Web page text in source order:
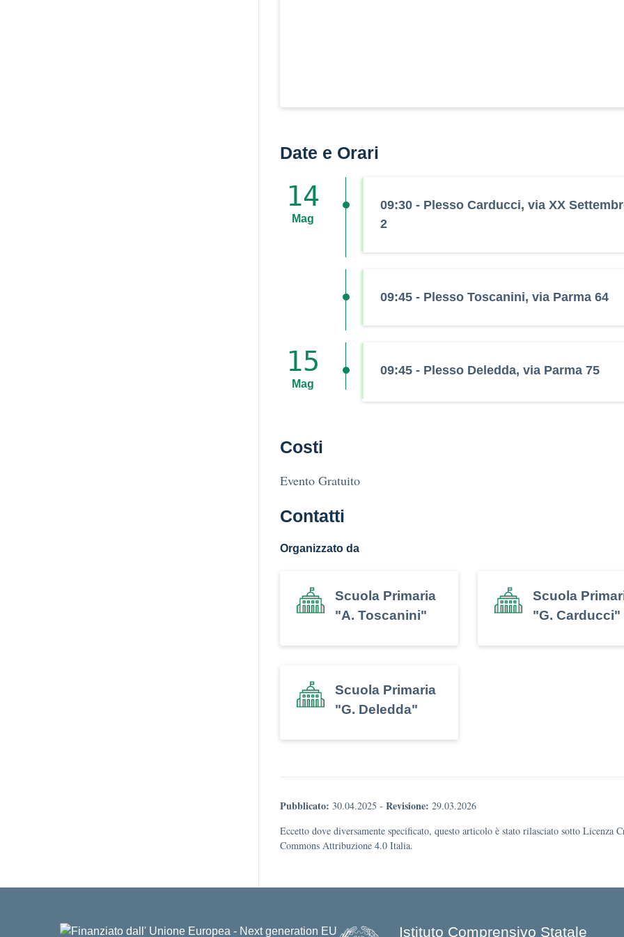
Date e Orari
09:30 - Plesso Carducci, via XX
2
14
Mag
09:45 - Plesso Toscanini, via Parma 64
09:45 - Plesso Deledda, via Parma 75
15
Mag
Costi
Evento Gratuito
Contatti
Organizzato da
Scuola Primaria
"A. Toscanini"
Scuola
"G. Carducci"
Scuola Primaria
"G. Deledda"
Pubblicato: 30.04.2025 - Revisione: 29.03.2026
Eccetto dove diversamente specificato, questo articolo è stato rilasciato sotto Licenza
Commons Attribuzione 4.0 Italia.
Istituto Comprensivo Statale